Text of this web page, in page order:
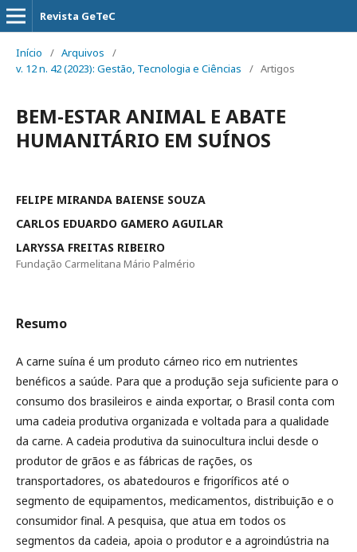
Revista GeTeC
Início / Arquivos
/
v. 12 n. 42 (2023): Gestão, Tecnologia e Ciências
/ Artigos
BEM-ESTAR ANIMAL E ABATE
HUMANITÁRIO EM SUÍNOS
FELIPE MIRANDA BAIENSE SOUZA
CARLOS EDUARDO GAMERO AGUILAR
LARYSSA FREITAS RIBEIRO
Fundação Carmelitana Mário Palmério
Resumo
A carne suína é um produto cárneo rico em nutrientes
benéficos a saúde. Para que a produção seja suficiente para o
consumo dos brasileiros e ainda exportar, o Brasil conta com
uma cadeia produtiva organizada e voltada para a qualidade
da carne. A cadeia produtiva da suinocultura inclui desde o
produtor de grãos e as fábricas de rações, os
transportadores, os abatedouros e frigoríficos até o
segmento de equipamentos, medicamentos, distribuição e o
consumidor final. A pesquisa, que atua em todos os
segmentos da cadeia, apoia o produtor e a agroindústria na